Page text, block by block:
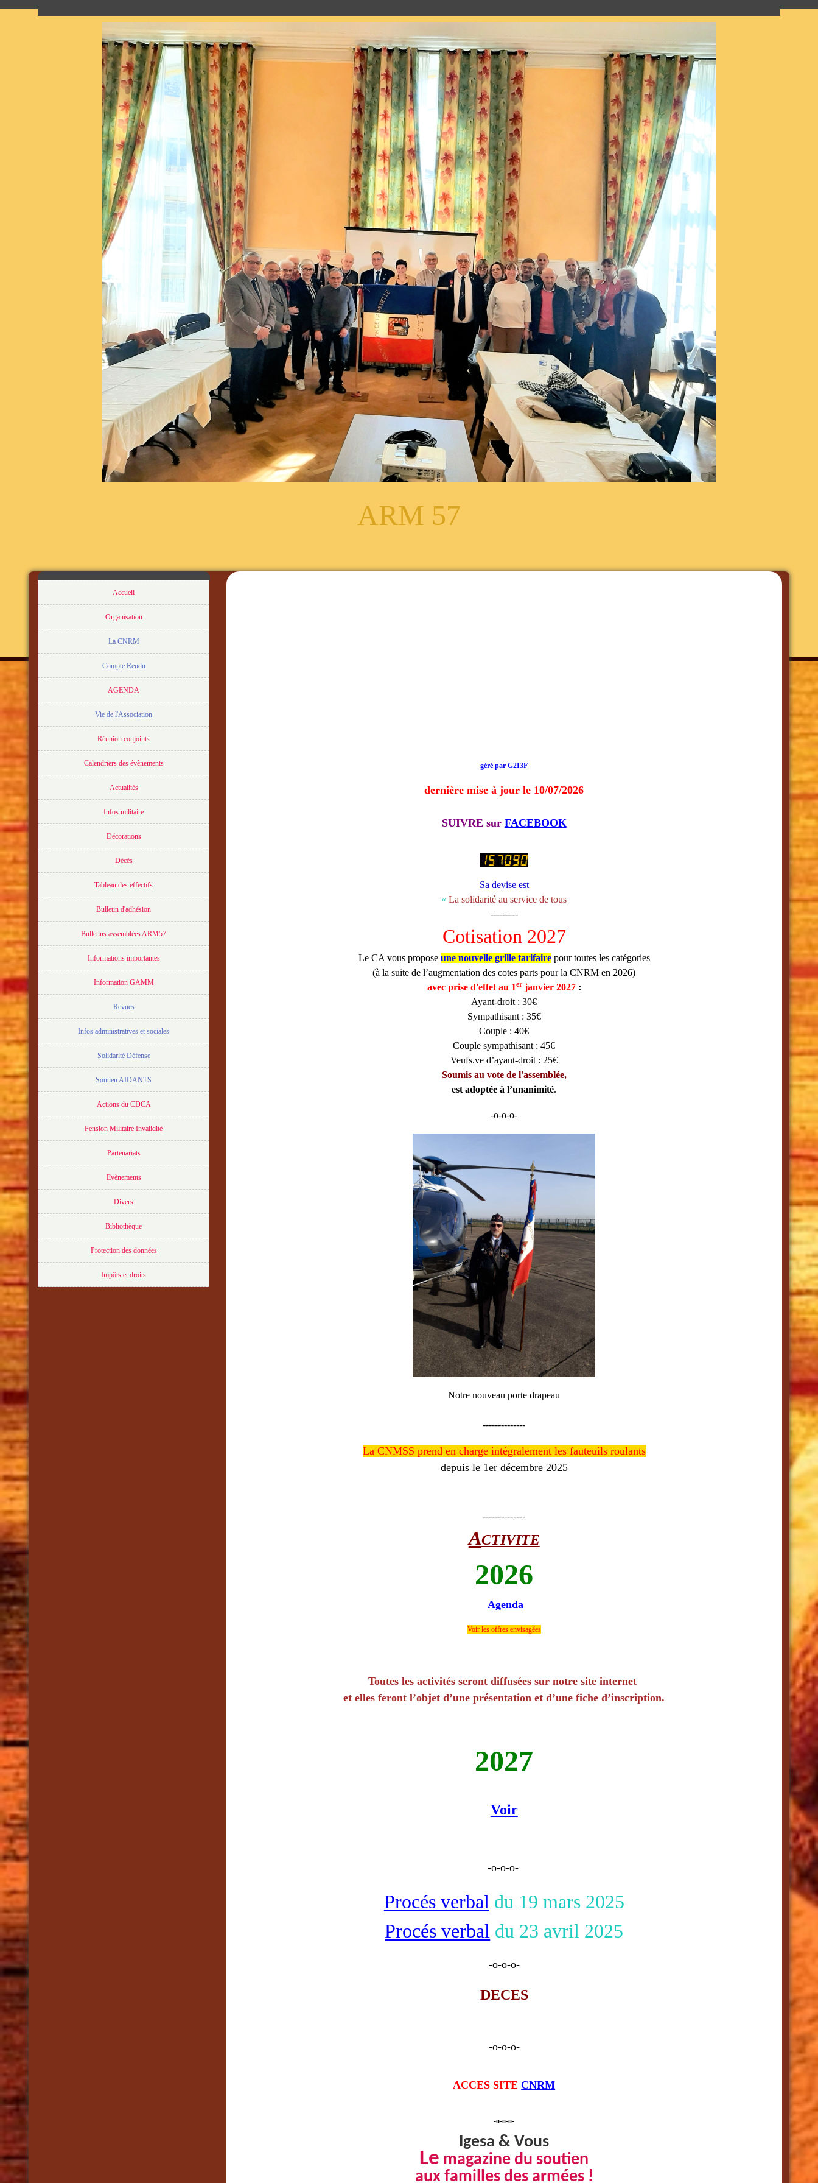
ARM 57
Accueil
Organisation
La CNRM
Compte Rendu
AGENDA
Vie de l'Association
Réunion conjoints
Calendriers des évènements
Actualités
Infos militaire
Décorations
Décès
Tableau des effectifs
Bulletin d'adhésion
Bulletins assemblées ARM57
Informations importantes
Information GAMM
Revues
Infos administratives et sociales
Solidarité Défense
Soutien AIDANTS
Actions du CDCA
Pension Militaire Invalidité
Partenariats
Evènements
Divers
Bibliothèque
Protection des données
Impôts et droits
géré parG2I3F
dernière mise à jour le 10/07/2026
SUIVRE sur FACEBOOK
Sa devise est
«La solidarité au service de tous
---------
Cotisation 2027
Le CA vous propose une nouvelle grille tarifairepour toutes les catégories
(à la suite de l’augmentation des cotes parts pour la CNRM en 2026)
avec prise d'effet au 1erjanvier 2027 :
Ayant-droit : 30€
Sympathisant : 35€
Couple : 40€
Couple sympathisant : 45€
Veufs.ve d’ayant-droit : 25€
Soumis au vote de l'assemblée,
est adoptée à l’unanimité.
-o-o-o-
Notre nouveau porte drapeau
--------------
La CNMSS prend en charge intégralement les fauteuils roulants
depuis le 1er décembre 2025
--------------
ACTIVITE
2026
Agenda
Voir les offres envisagées
Toutes les activités seront diffusées sur notre site internet
et elles feront l’objet d’une présentation et d’une fiche d’inscription.
2027
Voir
-o-o-o-
Procés verbal du 19 mars 2025
Procés verbal du 23 avril 2025
-o-o-o-
DECES
-o-o-o-
ACCES SITECNRM
-o-o-o-
Igesa & Vous
Le magazine du soutien
aux familles des armées !